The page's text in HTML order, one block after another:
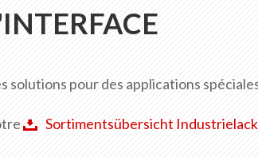
solutions pour des applications
Sortimentsübersicht